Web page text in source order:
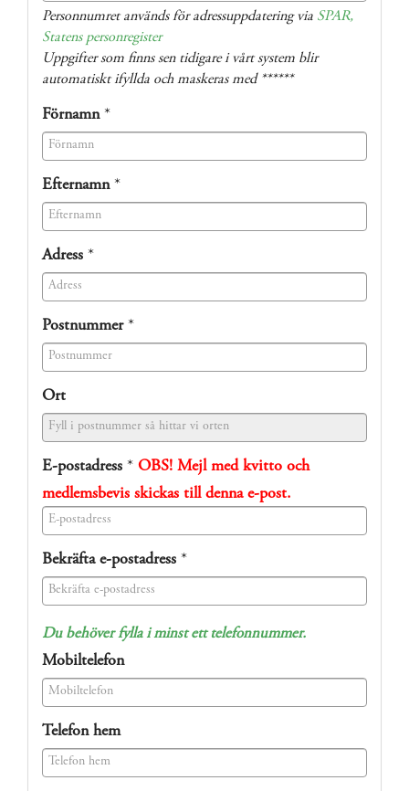
(success)
Personnumret används för adressuppdatering via SPAR,
Statens personregister
Uppgifter som finns sen tidigare i vårt system blir
automatiskt ifyllda och maskeras med ******
Förnamn*
Efternamn*
Adress *
Postnummer*
Ort
E-postadress * OBS! Mejl med kvitto och
medlemsbevis skickas till denna e-post.
Bekräfta e-postadress *
Du behöver fylla i minst ett telefonnummer.
Mobiltelefon
Telefon hem